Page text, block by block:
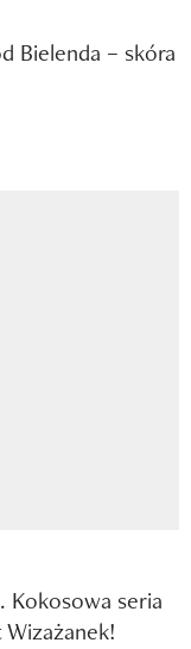
Bielenda – skóra
Kokosowa seria